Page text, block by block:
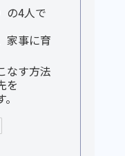
の4人で
家事に育
なす方法
を